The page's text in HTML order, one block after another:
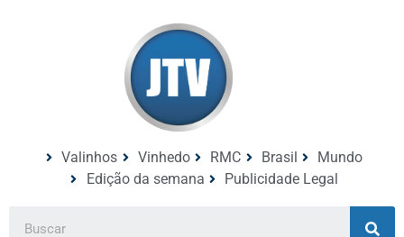
Valinhos Vinhedo RMC Brasil
Mundo
Edição da semana
Publicidade Legal